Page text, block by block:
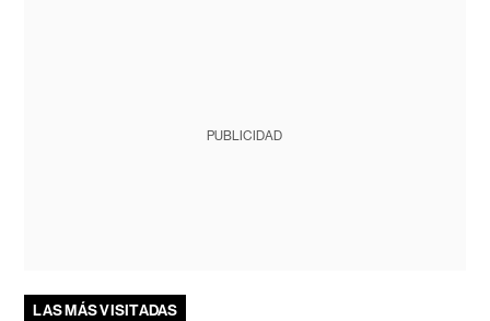
PUBLICIDAD
LAS MÁS VISITADAS